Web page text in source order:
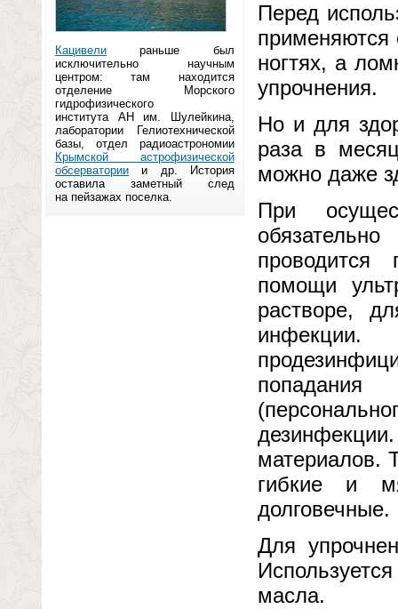
Кацивели раньше был
исключительно научным
центром: там находится
отделение Морского
гидрофизического
института АН им. Шулейкина,
лаборатории Гелиотехнической
базы, отдел радиоастрономии
Крымской астрофизической
обсерватории и др. История
оставила заметный след
на пейзажах поселка.
Перед
применяются
ногтях, а
упрочнения.
Но и для
раза в
можно даже
При
проводится
помощи
растворе,
материалов.
гибкие и
долговечные.
Для
масла.